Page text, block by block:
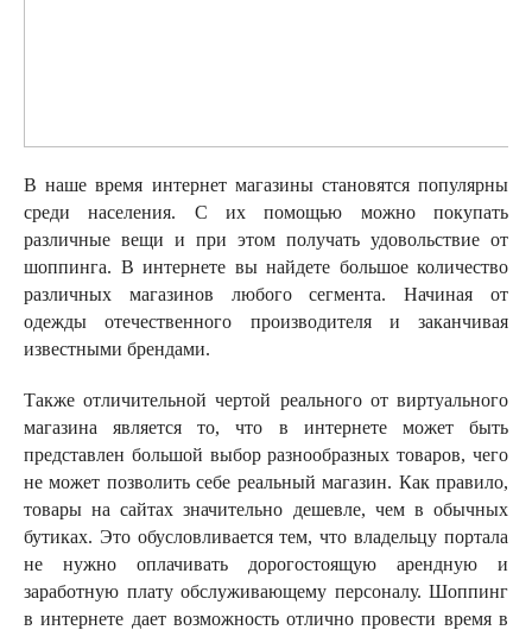
В наше время интернет магазины становятся популярны
среди населения. С их помощью можно покупать
различные вещи и при этом получать удовольствие от
шоппинга. В интернете вы найдете большое количество
различных магазинов любого сегмента. Начиная от
одежды отечественного производителя и заканчивая
известными брендами.
Также отличительной чертой реального от виртуального
магазина является то, что в интернете может быть
представлен большой выбор разнообразных товаров, чего
не может позволить себе реальный магазин. Как правило,
товары на сайтах значительно дешевле, чем в обычных
бутиках. Это обусловливается тем, что владельцу портала
не нужно оплачивать дорогостоящую арендную и
заработную плату обслуживающему персоналу. Шоппинг
в интернете дает возможность отлично провести время в